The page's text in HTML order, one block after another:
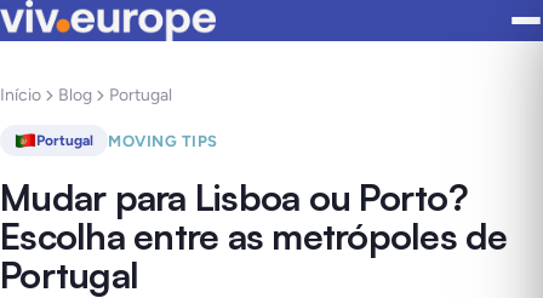
Início Blog Portugal
Portugal MOVING TIPS
Mudar para Lisboa ou Porto?
Escolha entre as metrópoles de
Portugal